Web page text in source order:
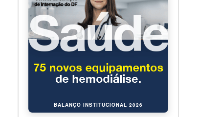
BALANÇO INSTITUCIONAL 2026